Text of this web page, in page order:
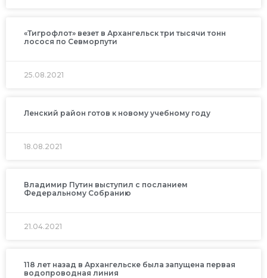
«Тигрофлот» везет в Архангельск три тысячи тонн
лосося по Севморпути
25.08.2021
Ленский район готов к новому учебному году
18.08.2021
Владимир Путин выступил с посланием
Федеральному Собранию
21.04.2021
118 лет назад в Архангельске была запущена первая
водопроводная линия